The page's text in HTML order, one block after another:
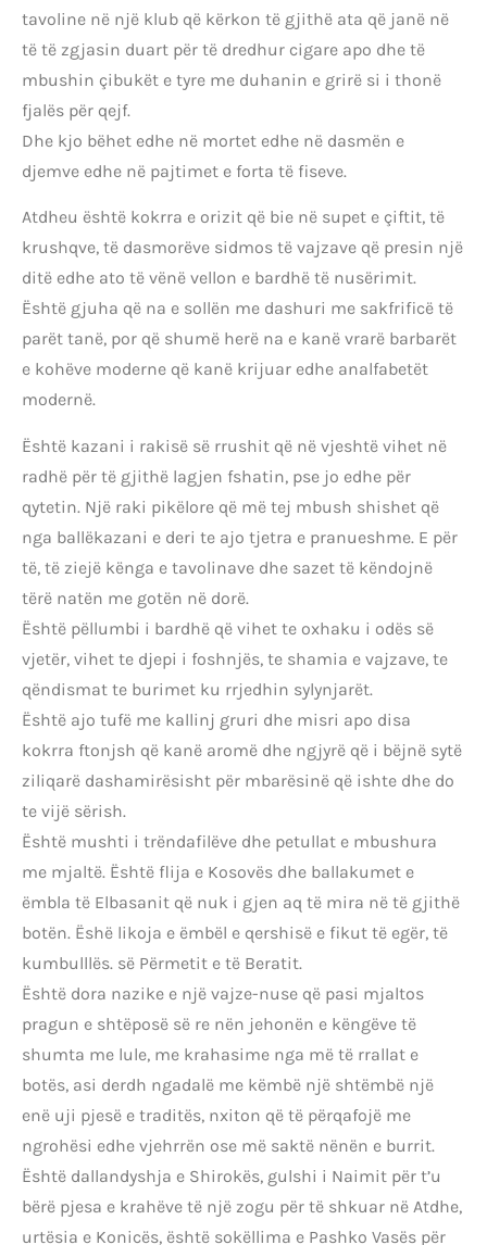
tavoline në një klub që kërkon të gjithë ata që janë në
të të zgjasin duart për të dredhur cigare apo dhe të
mbushin çibukët e tyre me duhanin e grirë si i thonë
fjalës për qejf.
Dhe kjo bëhet edhe në mortet edhe në dasmën e
djemve edhe në pajtimet e forta të fiseve.
Atdheu është kokrra e orizit që bie në supet e çiftit, të
krushqve, të dasmorëve sidmos të vajzave që presin një
ditë edhe ato të vënë vellon e bardhë të nusërimit.
Është gjuha që na e sollën me dashuri me sakfrificë të
parët tanë, por që shumë herë na e kanë vrarë barbarët
e kohëve moderne që kanë krijuar edhe analfabetët
modernë.
Është kazani i rakisë së rrushit që në vjeshtë vihet në
radhë për të gjithë lagjen fshatin, pse jo edhe për
qytetin. Një raki pikëlore që më tej mbush shishet që
nga ballëkazani e deri te ajo tjetra e pranueshme. E për
të, të ziejë kënga e tavolinave dhe sazet të këndojnë
tërë natën me gotën në dorë.
Është pëllumbi i bardhë që vihet te oxhaku i odës së
vjetër, vihet te djepi i foshnjës, te shamia e vajzave, te
qëndismat te burimet ku rrjedhin sylynjarët.
Është ajo tufë me kallinj gruri dhe misri apo disa
kokrra ftonjsh që kanë aromë dhe ngjyrë që i bëjnë sytë
ziliqarë dashamirësisht për mbarësinë që ishte dhe do
te vijë sërish.
Është mushti i trëndafilëve dhe petullat e mbushura
me mjaltë. Është flija e Kosovës dhe ballakumet e
ëmbla të Elbasanit që nuk i gjen aq të mira në të gjithë
botën. Ëshë likoja e ëmbël e qershisë e fikut të egër, të
kumbulllës. së Përmetit e të Beratit.
Është dora nazike e një vajze-nuse që pasi mjaltos
pragun e shtëposë së re nën jehonën e këngëve të
shumta me lule, me krahasime nga më të rrallat e
botës, asi derdh ngadalë me këmbë një shtëmbë një
enë uji pjesë e traditës, nxiton që të përqafojë me
ngrohësi edhe vjehrrën ose më saktë nënën e burrit.
Është dallandyshja e Shirokës, gulshi i Naimit për t’u
bërë pjesa e krahëve të një zogu për të shkuar në Atdhe,
urtësia e Konicës, është sokëllima e Pashko Vasës për